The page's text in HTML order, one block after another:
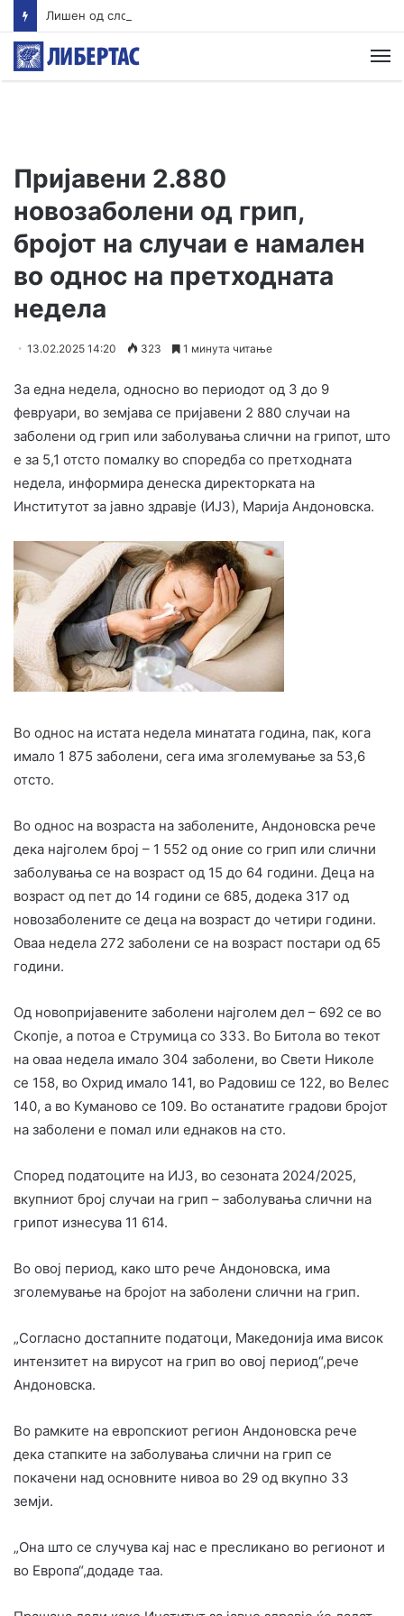
Пријавени 2.880
новозаболени од грип,
бројот на случаи е намален
во однос на претходната
недела
13.02.2025 14:20 323 1 минута читање
За една недела, односно во периодот од 3 до 9
февруари, во земјава се пријавени 2 880 случаи на
заболени од грип или заболувања слични на грипот, што
е за 5,1 отсто помалку во споредба со претходната
недела, информира денеска директорката на
Институтот за јавно здравје (ИЈЗ), Марија Андоновска.
Во однос на истата недела минатата година, пак, кога
имало 1 875 заболени, сега има зголемување за 53,6
отсто.
Во однос на возраста на заболените, Андоновска рече
дека најголем број – 1 552 од оние со грип или слични
заболувања се на возраст од 15 до 64 години. Деца на
возраст од пет до 14 години се 685, додека 317 од
новозаболените се деца на возраст до четири години.
Оваа недела 272 заболени се на возраст постари од 65
години.
Од новопријавените заболени најголем дел – 692 се во
Скопје, а потоа е Струмица со 333. Во Битола во текот
на оваа недела имало 304 заболени, во Свети Николе
се 158, во Охрид имало 141, во Радовиш се 122, во Велес
140, а во Куманово се 109. Во останатите градови бројот
на заболени е помал или еднаков на сто.
Според податоците на ИЈЗ, во сезоната 2024/2025,
вкупниот број случаи на грип – заболувања слични на
грипот изнесува 11 614.
Во овој период, како што рече Андоновска, има
зголемување на бројот на заболени слични на грип.
„Согласно достапните податоци, Македонија има висок
интензитет на вирусот на грип во овој период“,рече
Андоновска.
Во рамките на европскиот регион Андоновска рече
дека стапките на заболувања слични на грип се
покачени над основните нивоа во 29 од вкупно 33
земји.
„Она што се случува кај нас е пресликано во регионот и
во Европа“,додаде таа.